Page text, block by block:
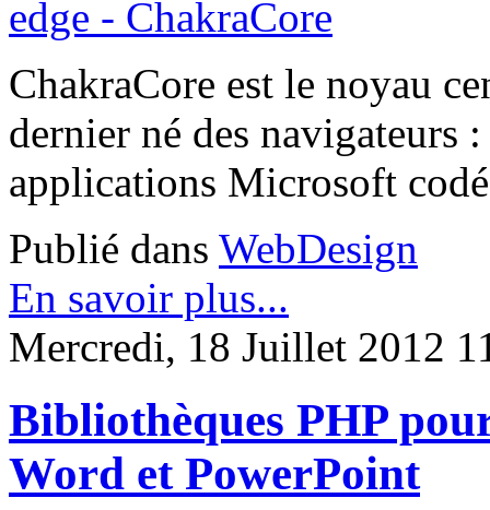
ChakraCore est le noyau
dernier né des navigateurs
applications Microsoft
Publié dans WebDesign
En savoir plus...
Mercredi, 18 Juillet 2012
Bibliothèques PHP
Word et PowerPoint